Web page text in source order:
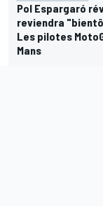
Pol Espargaró
reviendra
Les pilotes
Mans